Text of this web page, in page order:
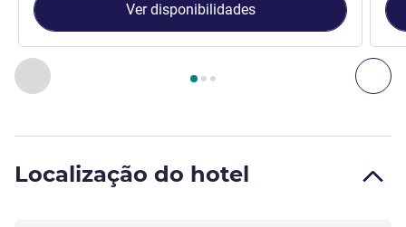
Anterior - Quarto
Página , Quarto 1 : Quarto Standard com 2 camas
Ver disponibilidades
Localização do hotel